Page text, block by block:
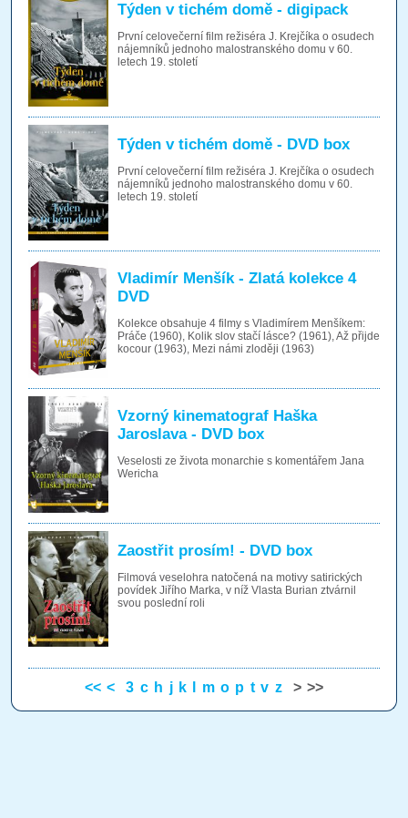
Týden v tichém domě - digipack
První celovečerní film režiséra J. Krejčíka o osudech
nájemníků jednoho malostranského domu v 60.
letech 19. století
Týden v tichém domě - DVD box
První celovečerní film režiséra J. Krejčíka o osudech
nájemníků jednoho malostranského domu v 60.
letech 19. století
Vladimír Menšík - Zlatá kolekce 4
DVD
Kolekce obsahuje 4 filmy s Vladimírem Menšíkem:
Práče (1960), Kolik slov stačí lásce? (1961), Až přijde
kocour (1963), Mezi námi zloději (1963)
Vzorný kinematograf Haška
Jaroslava - DVD box
Veselosti ze života monarchie s komentářem Jana
Wericha
Zaostřit prosím! - DVD box
Filmová veselohra natočená na motivy satirických
povídek Jiřího Marka, v níž Vlasta Burian ztvárnil
svou poslední roli
<< < 3 c h j k m o p t v z > >>